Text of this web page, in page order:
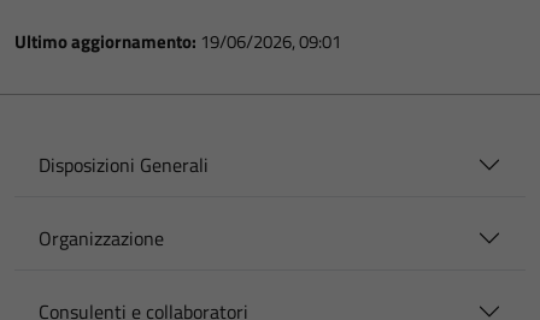
Ultimo aggiornamento: 19/06/2026, 09:01
Disposizioni Generali
Organizzazione
Consulenti e collaboratori